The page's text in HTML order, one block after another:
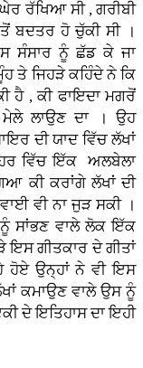
ਰੱਖਿਆ ਸੀ , ਗਰੀਬੀ
ਬਦਤਰ ਹੋ ਚੁੱਕੀ ਸੀ ।
ਸੰਸਾਰ ਨੂੰ ਛੱਡ ਕੇ ਜਾ
ਤੇ ਜਿਹੜੇ ਕਹਿੰਦੇ ਨੇ ਕਿ
ਹੈ , ਕੀ ਫਾਇਦਾ ਮਗਰੋਂ
ਮੇਲੇ ਲਾਉਣ ਦਾ । ਉਹ
ਦੀ ਯਾਦ ਵਿੱਚ ਲੱਖਾਂ
ਵਿੱਚ ਇੱਕ ਅਲਬੇਲਾ
ਕੀ ਕਰਾਂਗੇ ਲੱਖਾਂ ਦੀ
ਵੀ ਨਾ ਜੁੜ ਸਕੀ ।
ਨੂੰ ਸਾਂਭਣ ਵਾਲੇ ਲੋਕ ਇੱਕ
ਗੀਤਕਾਰ ਦੇ ਗੀਤਾਂ
ਹੋਏ ਉਨ੍ਹਾਂ ਨੇ ਵੀ ਇਸ
ਕਮਾਉਣ ਵਾਲੇ ਉਸ ਨੂੰ
ਦੇ ਇਤਿਹਾਸ ਦਾ ਇਹੀ